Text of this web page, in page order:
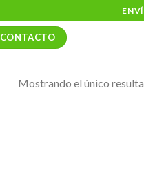
CONTACTO
Mostrando el único